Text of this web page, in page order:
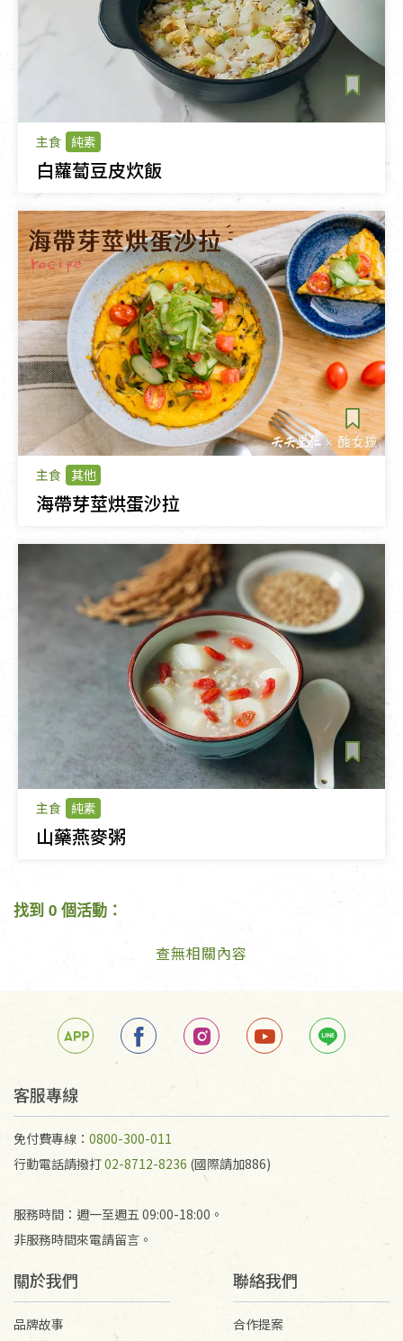
主食 純素
白蘿蔔豆皮炊飯
主食 其他
海帶芽莖烘蛋沙拉
主食 純素
山藥燕麥粥
找到 0 個活動：
查無相關內容
客服專線
免付費專線： 0800-300-011
行動電話請撥打02-8712-8236 (國際請加886)
服務時間：週一至週五 09:00-18:00。
非服務時間來電請留言。
關於我們
品牌故事
聯絡我們
合作提案